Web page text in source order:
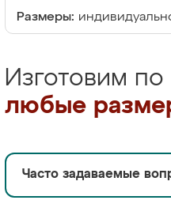
Размеры:
Изготовим
любые
Часто задаваемые